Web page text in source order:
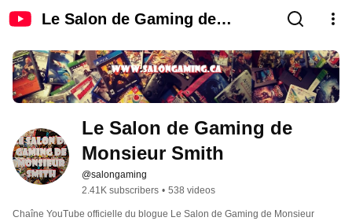
Le Salon de Gaming de
Le Salon de Gaming de
Monsieur Smith
@salongaming
2.41K subscribers • 538 videos
Chaîne YouTube officielle du blogue Le Salon de Gaming de Monsieur